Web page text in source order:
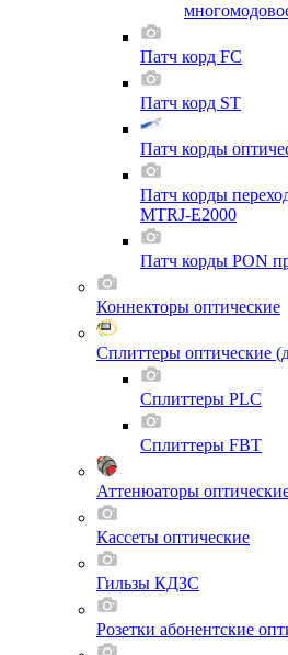
Патч корд FC
Патч корд ST
Патч корды
Патч корды
MTRJ-E2000
Патч корды PON
Коннекторы оптические
Сплиттеры оптические
Сплиттеры PLC
Сплиттеры FBT
Аттенюаторы
Кассеты оптические
Гильзы КДЗС
Розетки абонентские